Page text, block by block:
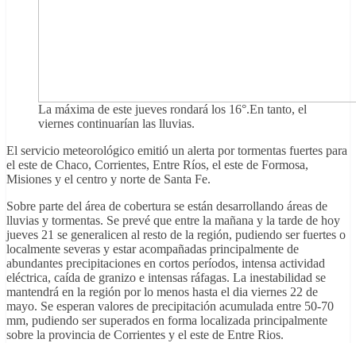
La máxima de este jueves rondará los 16°.En tanto, el
viernes continuarían las lluvias.
El servicio meteorológico emitió un alerta por tormentas fuertes para
el este de Chaco, Corrientes, Entre Ríos, el este de Formosa,
Misiones y el centro y norte de Santa Fe.
Sobre parte del área de cobertura se están desarrollando áreas de
lluvias y tormentas. Se prevé que entre la mañana y la tarde de hoy
jueves 21 se generalicen al resto de la región, pudiendo ser fuertes o
localmente severas y estar acompañadas principalmente de
abundantes precipitaciones en cortos períodos, intensa actividad
eléctrica, caída de granizo e intensas ráfagas. La inestabilidad se
mantendrá en la región por lo menos hasta el dia viernes 22 de
mayo. Se esperan valores de precipitación acumulada entre 50-70
mm, pudiendo ser superados en forma localizada principalmente
sobre la provincia de Corrientes y el este de Entre Rios.